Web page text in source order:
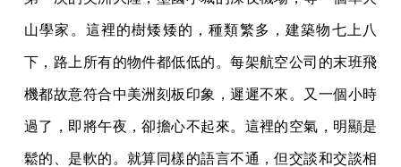
山學家。這裡的樹矮矮的，種類繁多，建築物七上八
下，路上所有的物件都低低的。每架航空公司的末班飛
機都故意符合中美洲刻板印象，遲遲不來。又一個小時
過了，即將午夜，卻擔心不起來。這裡的空氣，明顯是
鬆的、是軟的。就算同樣的語言不通，但交談和交談相